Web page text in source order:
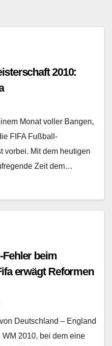
2010:
Monat voller Bangen,
FIFA Fußball-
vorbei. Mit dem heutigen
Zeit dem…
beim
erwägt Reformen
Deutschland – England
2010, bei dem eine